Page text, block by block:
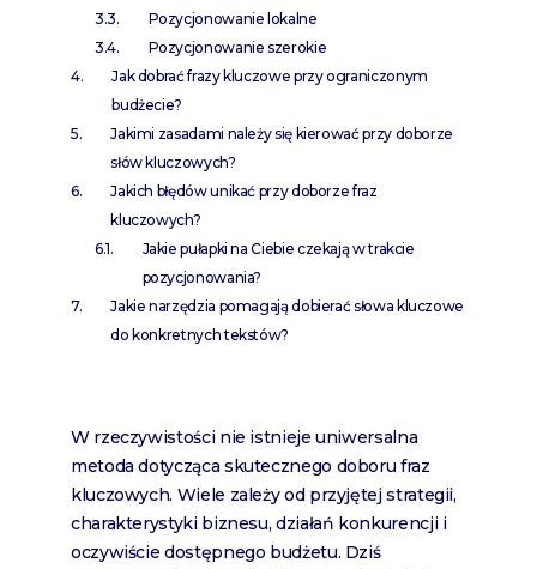
Pozycjonowanie lokalne
Pozycjonowanie szerokie
Jak dobrać frazy kluczowe przy ograniczonym
budżecie?
Jakimi zasadami należy się kierować przy doborze
słów kluczowych?
Jakich błędów unikać przy doborze fraz
kluczowych?
Jakie pułapki na Ciebie czekają w trakcie
pozycjonowania?
Jakie narzędzia pomagają dobierać słowa kluczowe
do konkretnych tekstów?
W rzeczywistości nie istnieje uniwersalna
metoda dotycząca skutecznego doboru fraz
kluczowych. Wiele zależy od przyjętej strategii,
charakterystyki biznesu, działań konkurencji i
oczywiście dostępnego budżetu. Dziś